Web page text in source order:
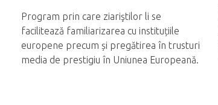
Program prin care ziariştilor li se
facilitează familiarizarea cu instituțiile
europene precum și pregătirea în trusturi
media de prestigiu în Uniunea Europeană.